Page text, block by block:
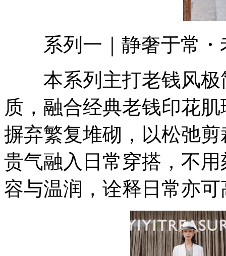
系列一｜静奢于常・
本系列主打老钱风极
质，融合经典老钱印花
摒弃繁复堆砌，以松弛
贵气融入日常穿搭，不
容与温润，诠释日常亦